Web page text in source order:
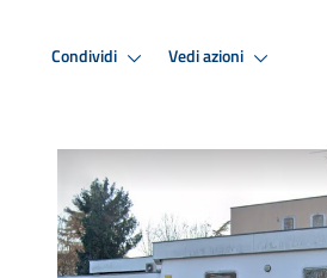
Condividi Vedi azioni